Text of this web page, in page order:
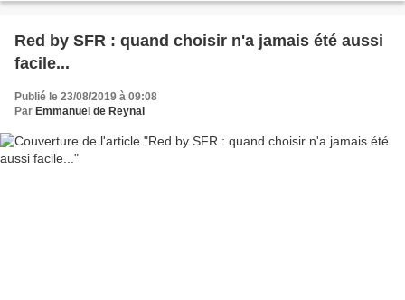
Red by SFR : quand choisir n'a jamais été aussi
facile...
Publié le 23/08/2019 à 09:08
Par Emmanuel de Reynal